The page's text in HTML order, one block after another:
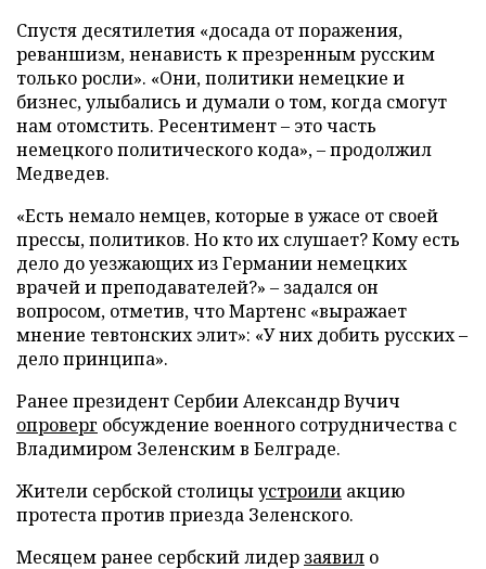
Спустя десятилетия «досада от поражения,
реваншизм, ненависть к презренным русским
только росли». «Они, политики немецкие и
бизнес, улыбались и думали о том, когда смогут
нам отомстить. Ресентимент – это часть
немецкого политического кода», – продолжил
Медведев.
«Есть немало немцев, которые в ужасе от своей
прессы, политиков. Но кто их слушает? Кому есть
дело до уезжающих из Германии немецких
врачей и преподавателей?» – задался он
вопросом, отметив, что Мартенс «выражает
мнение тевтонских элит»: «У них добить русских –
дело принципа».
Ранее президент Сербии Александр Вучич
опроверг обсуждение военного сотрудничества с
Владимиром Зеленским в Белграде.
Жители сербской столицыустроили акцию
протеста против приезда Зеленского.
Месяцем ранее сербский лидер заявил о